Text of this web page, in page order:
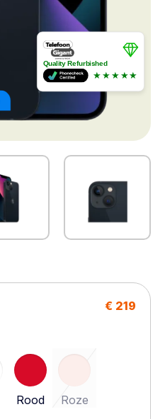
Quality Refurbished
★★★★★
€ 219
Rood Roze